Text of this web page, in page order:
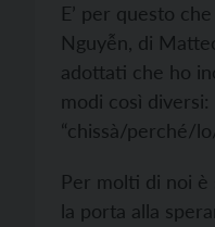
E’ per questo
Nguyễn, di
adottati che ho
modi così
“chissà/perché/
Per molti di noi
la porta alla